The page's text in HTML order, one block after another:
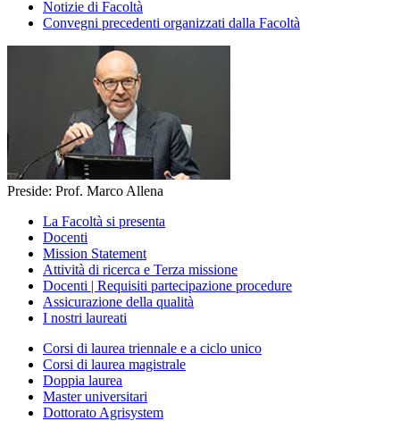
Notizie di Facoltà
Convegni precedenti organizzati dalla Facoltà
Preside: Prof. Marco Allena
La Facoltà si presenta
Docenti
Mission Statement
Attività di ricerca e Terza missione
Docenti | Requisiti partecipazione procedure
Assicurazione della qualità
I nostri laureati
Corsi di laurea triennale e a ciclo unico
Corsi di laurea magistrale
Doppia laurea
Master universitari
Dottorato Agrisystem